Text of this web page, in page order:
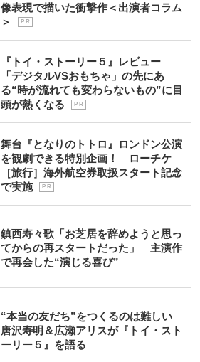
像表現で描いた衝撃作＜出演者コラム
＞
P R
『トイ・ストーリー５』レビュー
「デジタルVSおもちゃ」の先にあ
る“時が流れても変わらないもの”に目
頭が熱くなる
P R
舞台『となりのトトロ』ロンドン公演
を観劇できる特別企画！ ローチケ
［旅行］海外航空券取扱スタート記念
で実施
P R
鎮西寿々歌「お芝居を辞めようと思っ
てからの再スタートだった」 主演作
で再会した“演じる喜び”
“本当の友だち”をつくるのは難しい
唐沢寿明＆広瀬アリスが『トイ・スト
ーリー５』を語る